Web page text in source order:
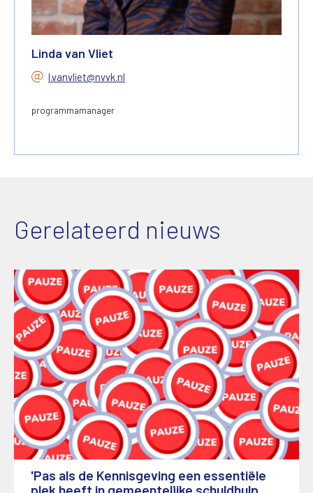
Linda van Vliet
l.vanvliet@nvvk.nl
programmamanager
Gerelateerd nieuws
'Pas als de Kennisgeving een essentiële
plek heeft in gemeentelijke schuldhulp,